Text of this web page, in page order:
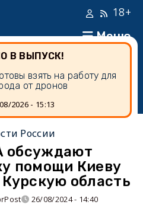
Меню
18+
В ВЫПУСК!
взять на работу для
от дронов
2026 - 15:13
России
обсуждают
помощи Киеву
область
26/08/2024 - 14:40